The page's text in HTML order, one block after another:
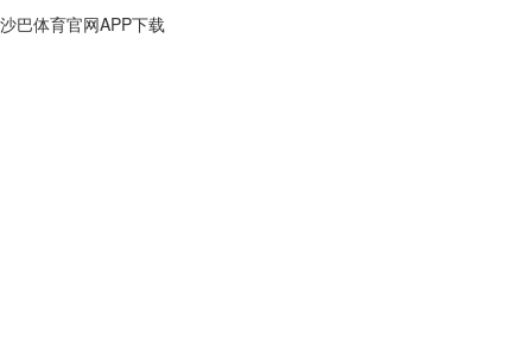
沙巴体育官网APP下载